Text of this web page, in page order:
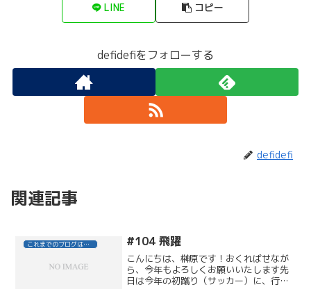
LINE コピー
defidefiをフォローする
defidefi
関連記事
これまでのブログはこちら #104 飛躍
こんにちは、榊原です！おくればせなが
ら、今年もよろしくお願いいたします先
日は今年の初蹴り（サッカー）に、行っ